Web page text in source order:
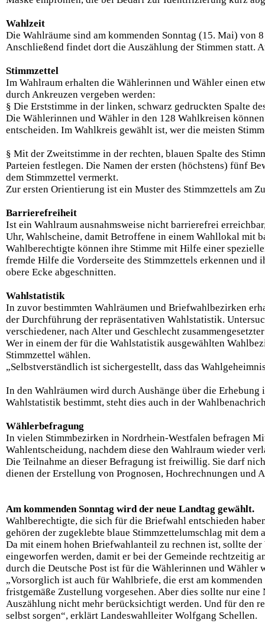
Wahlzeit
Die Wahlräume sind am kommenden Sonntag (15. Mai) von
Anschließend findet dort die Auszählung der Stimmen statt.
Stimmzettel
Im Wahlraum erhalten die Wählerinnen und Wähler einen
durch Ankreuzen vergeben werden:
§ Die Erststimme in der linken, schwarz gedruckten Spalte
Die Wählerinnen und Wähler in den 128 Wahlkreisen
entscheiden. Im Wahlkreis gewählt ist, wer die meisten
§ Mit der Zweitstimme in der rechten, blauen Spalte des
Parteien festlegen. Die Namen der ersten (höchstens) fünf
dem Stimmzettel vermerkt.
Zur ersten Orientierung ist ein Muster des Stimmzettels am
Barrierefreiheit
Ist ein Wahlraum ausnahmsweise nicht barrierefrei
Uhr, Wahlscheine, damit Betroffene in einem Wahllokal mit
Wahlberechtigte können ihre Stimme mit Hilfe einer
fremde Hilfe die Vorderseite des Stimmzettels erkennen und
obere Ecke abgeschnitten.
Wahlstatistik
In zuvor bestimmten Wahlräumen und Briefwahlbezirken
der Durchführung der repräsentativen Wahlstatistik.
verschiedener, nach Alter und Geschlecht
Wer in einem der für die Wahlstatistik ausgewählten
Stimmzettel wählen.
„Selbstverständlich ist sichergestellt, dass das
In den Wahlräumen wird durch Aushänge über die
Wahlstatistik bestimmt, steht dies auch in der
Wählerbefragung
In vielen Stimmbezirken in Nordrhein-Westfalen befragen
Wahlentscheidung, nachdem diese den Wahlraum wieder
Die Teilnahme an dieser Befragung ist freiwillig. Sie darf
dienen der Erstellung von Prognosen, Hochrechnungen und
Am kommenden Sonntag wird der neue Landtag gewählt.
Wahlberechtigte, die sich für die Briefwahl entschieden
gehören der zugeklebte blaue Stimmzettelumschlag mit
Da mit einem hohen Briefwahlanteil zu rechnen ist, sollte
eingeworfen werden, damit er bei der Gemeinde rechtzeitig
durch die Deutsche Post ist für die Wählerinnen und Wähler
„Vorsorglich ist auch für Wahlbriefe, die erst am
fristgemäße Zustellung vorgesehen. Aber dies sollte nur eine
Auszählung nicht mehr berücksichtigt werden. Und für den
selbst sorgen“, erklärt Landeswahlleiter Wolfgang Schellen.